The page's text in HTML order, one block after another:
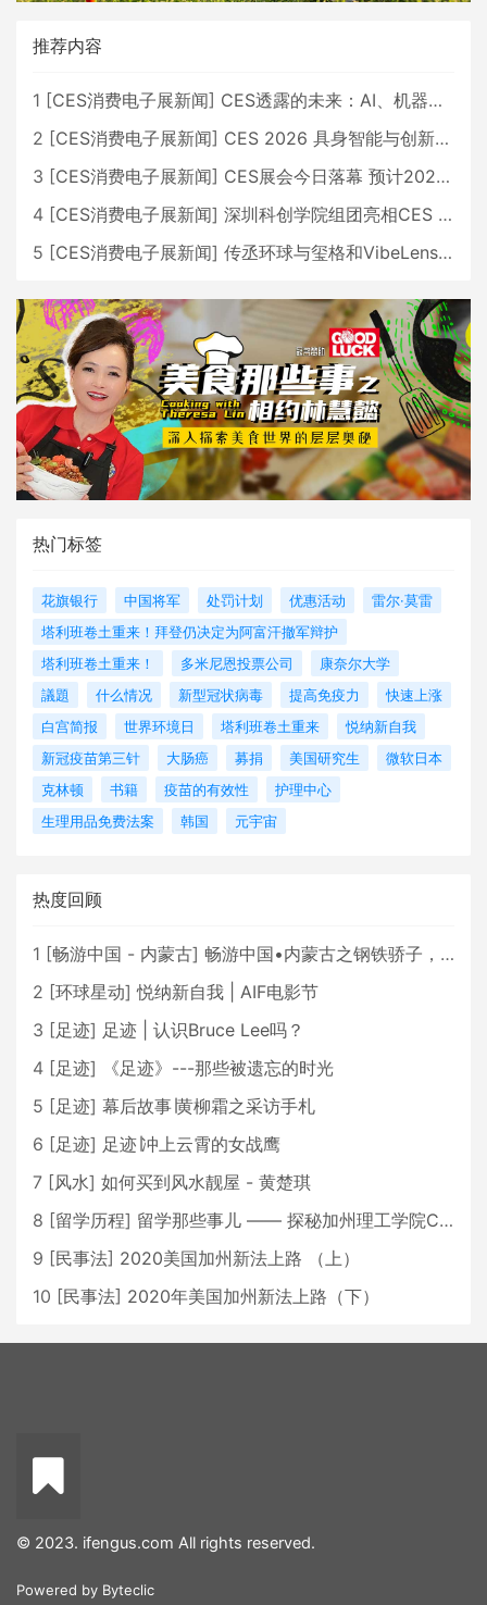
推荐内容
1 [CES消费电子展新闻] CES透露的未来：AI、机器人与智能生活大爆发
2 [CES消费电子展新闻] CES 2026 具身智能与创新领域 中国公司大放异彩
3 [CES消费电子展新闻] CES展会今日落幕 预计2026行业收入将超五千亿美元
4 [CES消费电子展新闻] 深圳科创学院组团亮相CES 广受好评
5 [CES消费电子展新闻] 传丞环球与玺格和VibeLens共同推出全新耳机
热门标签
花旗银行 中国将军 处罚计划 优惠活动
雷尔·莫雷
塔利班卷土重来！拜登仍决定为阿富汗撤军辩护
塔利班卷土重来！
多米尼恩投票公司
康奈尔大学
議題
什么情况 新型冠状病毒 提高免疫力
快速上涨
白宫简报
世界环境日 塔利班卷土重来
悦纳新自我
新冠疫苗第三针
大肠癌 募捐 美国研究生
微软日本
克林顿
书籍 疫苗的有效性
护理中心
生理用品免费法案
韩国 元宇宙
热度回顾
1 [畅游中国 - 内蒙古] 畅游中国•内蒙古之钢铁骄子，魅力包头
2 [环球星动] 悦纳新自我 | AIF电影节
3 [足迹] 足迹 | 认识Bruce Lee吗？
4 [足迹]
《足迹》---那些被遗忘的时光
5 [足迹] 幕后故事∣黄柳霜之采访手札
6 [足迹] 足迹∣冲上云霄的女战鹰
7 [风水] 如何买到风水靓屋 - 黄楚琪
8 [留学历程] 留学那些事儿 —— 探秘加州理工学院Caltech博士生活 [上集]
9 [民事法] 2020美国加州新法上路 （上）
10 [民事法] 2020年美国加州新法上路（下）
© 2023. ifengus.com All rights reserved.
Powered by Byteclic